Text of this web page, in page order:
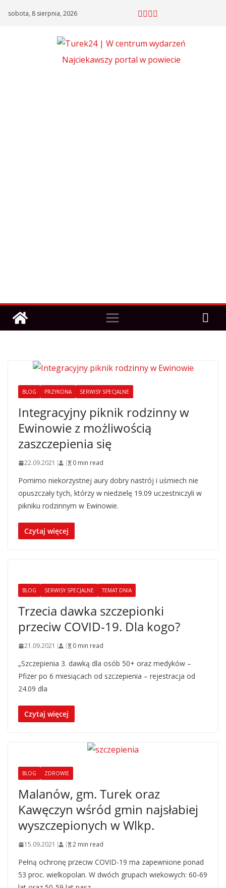
sobota, 8 sierpnia, 2026
Najciekawszy portal w powiecie
BLOG PRZYKONA SERWISY SPECJALNE
Integracyjny piknik rodzinny w
Ewinowie z możliwością
zaszczepienia się
22.09.2021 0 min read
Pomimo niekorzystnej aury dobry nastrój i uśmiech nie
opuszczały tych, którzy w niedzielę 19.09 uczestniczyli w
pikniku rodzinnym w Ewinowie.
Czytaj więcej
BLOG SERWISY SPECJALNE TEMAT DNIA
Trzecia dawka szczepionki
przeciw COVID-19. Dla kogo?
21.09.2021 0 min read
„Szczepienia 3. dawką dla osób 50+ oraz medyków –
Pfizer po 6 miesiącach od szczepienia – rejestracja od
24.09 dla
Czytaj więcej
BLOG ZDROWIE
Malanów, gm. Turek oraz
Kawęczyn wśród gmin najsłabiej
wyszczepionych w Wlkp.
15.09.2021 2 min read
Pełną ochronę przeciw COVID-19 ma zapewnione ponad
53 proc. wielkopolan. W dwóch grupach wiekowych: 60-69